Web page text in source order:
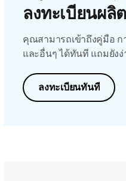
ลงทะเบียนผ
คุณสามารถเข้าถึงคู่มือ
และอื่นๆ ได้ทันที แถมยังง่
ลงทะเบียนทันที